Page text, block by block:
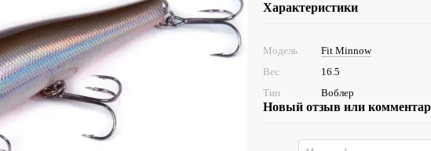
Характеристики
Модель
Fit Minnow
Вес
16.5
Тип
Воблер
Новый отзыв или